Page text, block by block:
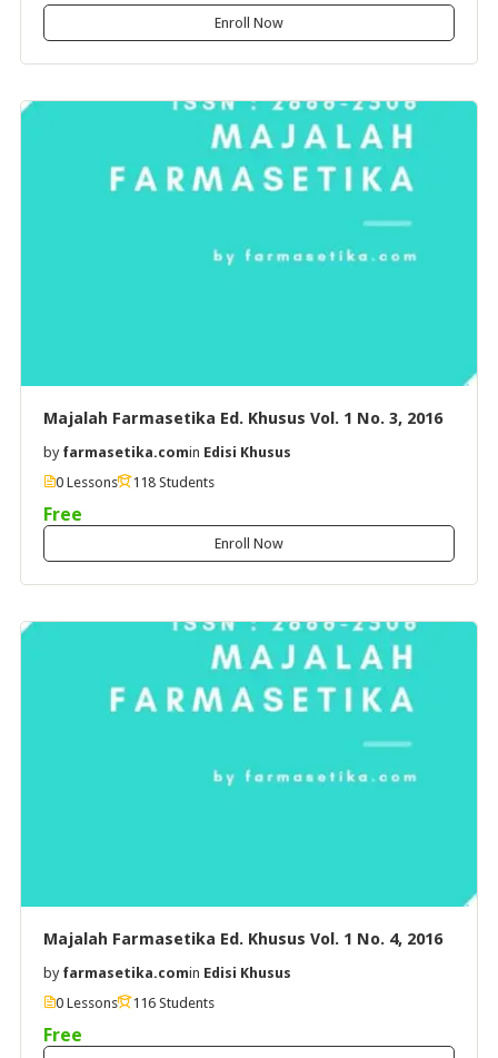
Enroll Now
Majalah Farmasetika Ed. Khusus Vol. 1 No. 3, 2016
by farmasetika.comin Edisi Khusus
0 Lessons
118 Students
Free
Enroll Now
Majalah Farmasetika Ed. Khusus Vol. 1 No. 4, 2016
by farmasetika.comin Edisi Khusus
0 Lessons
116 Students
Free